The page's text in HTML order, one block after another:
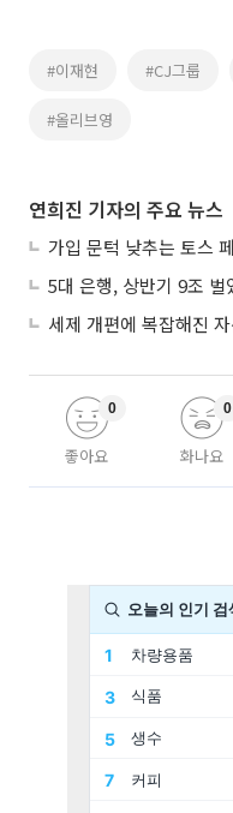
#이재현 #CJ그룹
#올리브영
연희진 기자의 주요 뉴스
좋아요
0
화나요
0